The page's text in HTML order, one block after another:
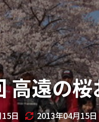
遠の
日 2013年04月15日